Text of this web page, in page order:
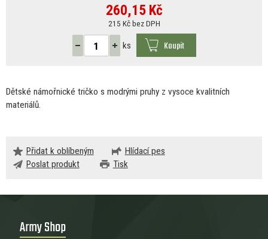
260,15 Kč
215 Kč bez DPH
ks Koupit
Dětské námořnické tričko s modrými pruhy z vysoce kvalitních
materiálů.
Přidat k oblíbeným
Hlídací pes
Poslat produkt
Tisk
Army Shop